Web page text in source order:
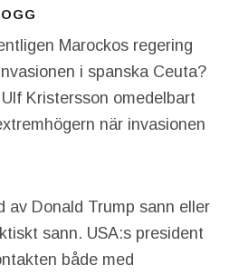
Marockos regering
i spanska Ceuta?
Kristersson omedelbart
när invasionen
av Donald Trump sann eller
sann. USA:s president
både med